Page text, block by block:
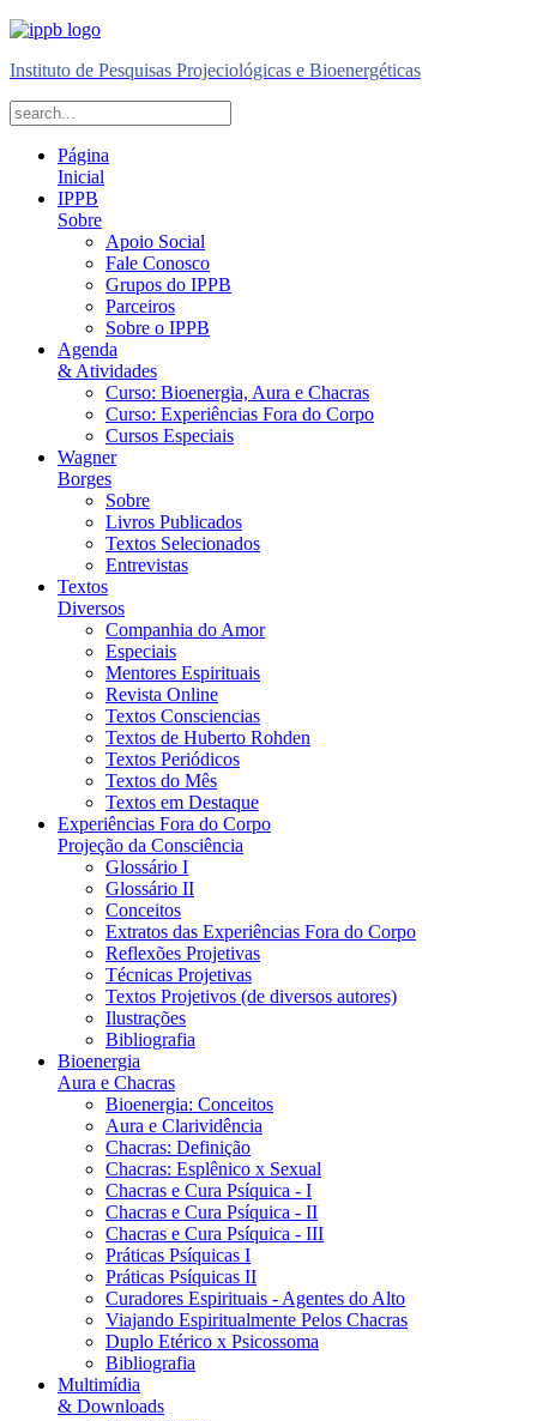
Instituto de Pesquisas Projeciológicas e Bioenergéticas
Página
Inicial
IPPB
Sobre
Apoio Social
Fale Conosco
Grupos do IPPB
Parceiros
Sobre o IPPB
Agenda
& Atividades
Curso: Bioenergia, Aura e Chacras
Curso: Experiências Fora do Corpo
Cursos Especiais
Wagner
Borges
Sobre
Livros Publicados
Textos Selecionados
Entrevistas
Textos
Diversos
Companhia do Amor
Especiais
Mentores Espirituais
Revista Online
Textos Consciencias
Textos de Huberto Rohden
Textos Periódicos
Textos do Mês
Textos em Destaque
Experiências Fora do Corpo
Projeção da Consciência
Glossário I
Glossário II
Conceitos
Extratos das Experiências Fora do Corpo
Reflexões Projetivas
Técnicas Projetivas
Textos Projetivos (de diversos autores)
Ilustrações
Bibliografia
Bioenergia
Aura e Chacras
Bioenergia: Conceitos
Aura e Clarividência
Chacras: Definição
Chacras: Esplênico x Sexual
Chacras e Cura Psíquica - I
Chacras e Cura Psíquica - II
Chacras e Cura Psíquica - III
Práticas Psíquicas I
Práticas Psíquicas II
Curadores Espirituais - Agentes do Alto
Viajando Espiritualmente Pelos Chacras
Duplo Etérico x Psicossoma
Bibliografia
Multimídia
& Downloads